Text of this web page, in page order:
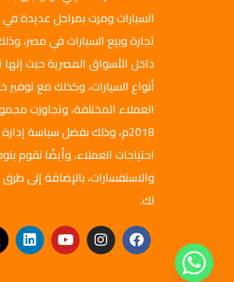
السيارات ومرت بمراحل عديدة
تجارة وبيع السيارات في مصر،
داخل الأسواق المصرية حيث إنها
أنواع السيارات، وكذلك مع توفير
العملاء المختلفة، وتجاوزت
2018م، وذلك بفضل سياسة
احتياجات العملاء، وأيضًا نقوم
والاستفسارات، بالإضافة إلى
لك.